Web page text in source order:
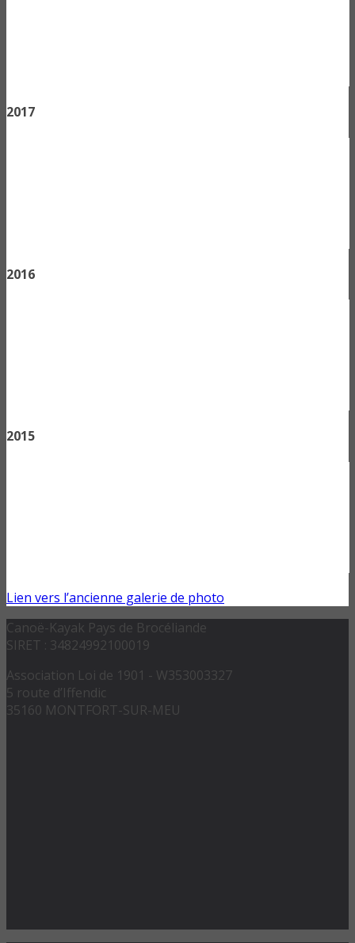
2017
2016
2015
Lien vers l’ancienne galerie de photo
Canoë-Kayak Pays de Brocéliande
SIRET : 34824992100019
Association Loi de 1901 - W353003327
5 route d’Iffendic
35160 MONTFORT-SUR-MEU